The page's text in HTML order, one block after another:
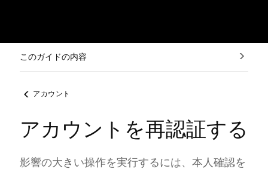
このガイドの内容
アカウント
アカウントを再認証する
影響の大きい操作を実行するには⁠、本人確認を